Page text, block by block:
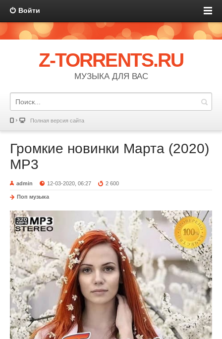
Войти
Z-TORRENTS.RU
МУЗЫКА ДЛЯ ВАС
Полная версия сайта
Громкие новинки Марта (2020)
MP3
admin 12-03-2020, 06:27 2 600
Поп музыка